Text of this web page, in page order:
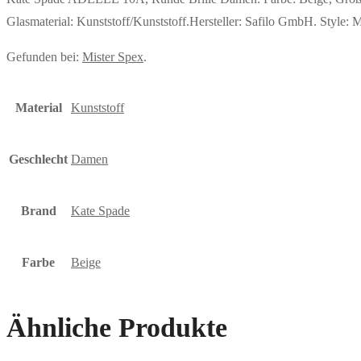
Glasmaterial: Kunststoff/Kunststoff.Hersteller: Safilo GmbH. Style:
Gefunden bei: Mister Spex.
Material Kunststoff
Geschlecht Damen
Brand Kate Spade
Farbe Beige
Ähnliche Produkte